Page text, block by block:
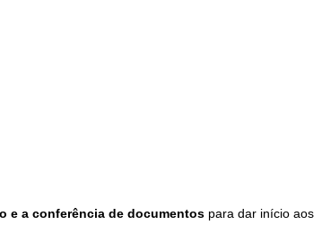
e a conferência de documentos para dar início aos